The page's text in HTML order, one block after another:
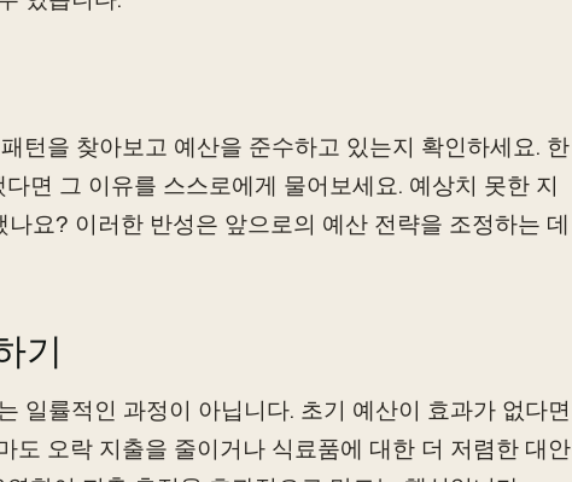
턴을 찾아보고 예산을 준수하고 있는지 확인하세요. 한
면 그 이유를 스스로에게 물어보세요. 예상치 못한 지
요? 이러한 반성은 앞으로의 예산 전략을 조정하는 데
기
일률적인 과정이 아닙니다. 초기 예산이 효과가 없다면
도 오락 지출을 줄이거나 식료품에 대한 더 저렴한 대안